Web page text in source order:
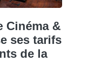
Cinéma &
ses tarifs
de la